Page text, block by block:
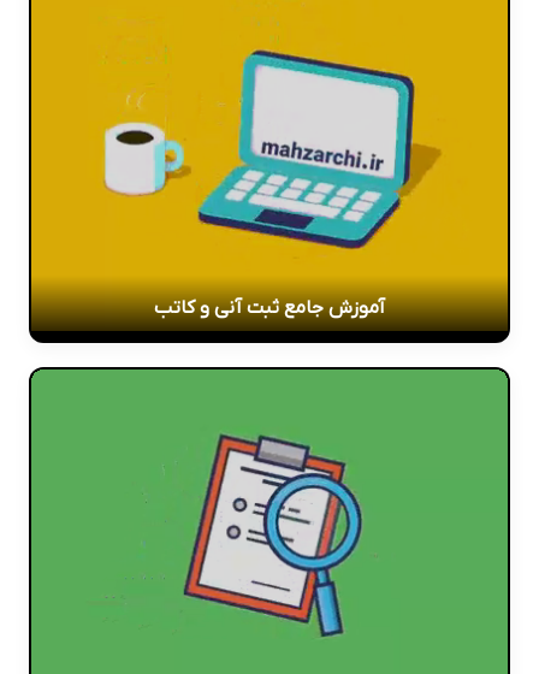
آموزش جامع ثبت آنی و کاتب